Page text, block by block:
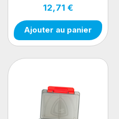
12,71 €
Ajouter au panier